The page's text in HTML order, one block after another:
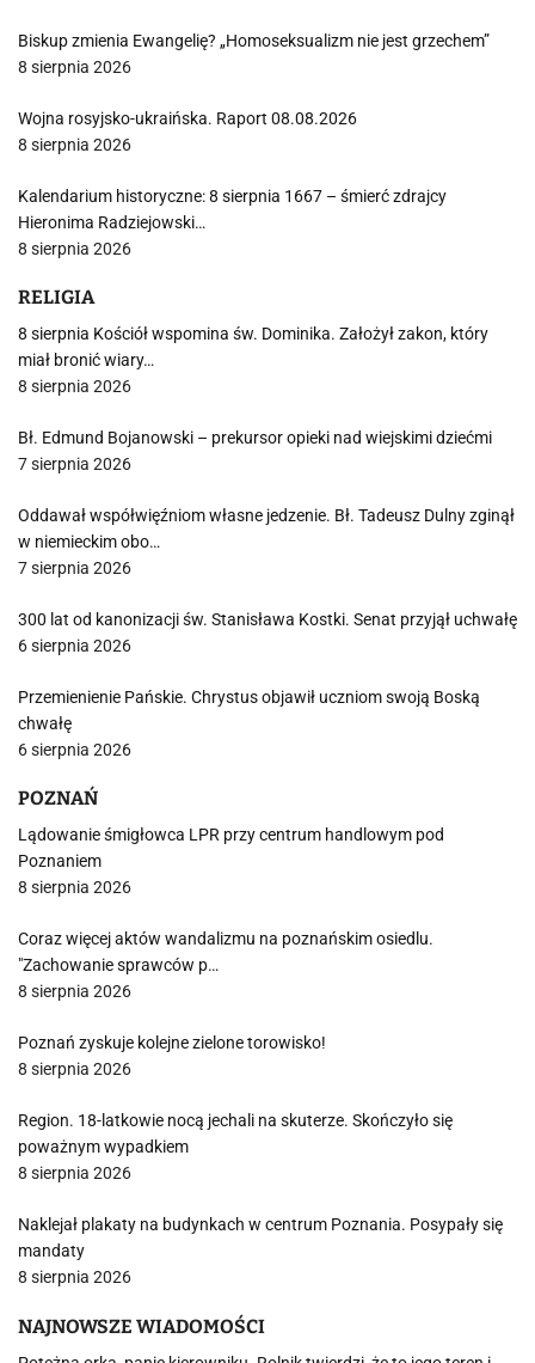
Biskup zmienia Ewangelię? „Homoseksualizm nie jest grzechem”
8 sierpnia 2026
Wojna rosyjsko-ukraińska. Raport 08.08.2026
8 sierpnia 2026
Kalendarium historyczne: 8 sierpnia 1667 – śmierć zdrajcy
Hieronima Radziejowski…
8 sierpnia 2026
RELIGIA
8 sierpnia Kościół wspomina św. Dominika. Założył zakon, który
miał bronić wiary…
8 sierpnia 2026
Bł. Edmund Bojanowski – prekursor opieki nad wiejskimi dziećmi
7 sierpnia 2026
Oddawał współwięźniom własne jedzenie. Bł. Tadeusz Dulny zginął
w niemieckim obo…
7 sierpnia 2026
300 lat od kanonizacji św. Stanisława Kostki. Senat przyjął uchwałę
6 sierpnia 2026
Przemienienie Pańskie. Chrystus objawił uczniom swoją Boską
chwałę
6 sierpnia 2026
POZNAŃ
Lądowanie śmigłowca LPR przy centrum handlowym pod
Poznaniem
8 sierpnia 2026
Coraz więcej aktów wandalizmu na poznańskim osiedlu.
"Zachowanie sprawców p…
8 sierpnia 2026
Poznań zyskuje kolejne zielone torowisko!
8 sierpnia 2026
Region. 18-latkowie nocą jechali na skuterze. Skończyło się
poważnym wypadkiem
8 sierpnia 2026
Naklejał plakaty na budynkach w centrum Poznania. Posypały się
mandaty
8 sierpnia 2026
NAJNOWSZE WIADOMOŚCI